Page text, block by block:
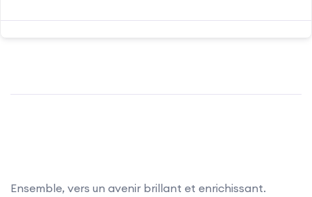
Ensemble, vers un avenir brillant et enrichissant.